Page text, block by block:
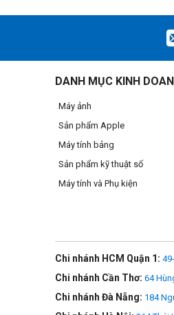
>>> Xem thêmiPhone
DANH MỤC KINH
Máy ảnh
Sản phẩm Apple
Máy tính bảng
Sản phẩm kỹ thuật số
Máy tính và Phụ kiện
Chi nhánh HCM Quận 1:
Chi nhánh Cần Thơ: 64
Chi nhánh Đà Nẵng: 184